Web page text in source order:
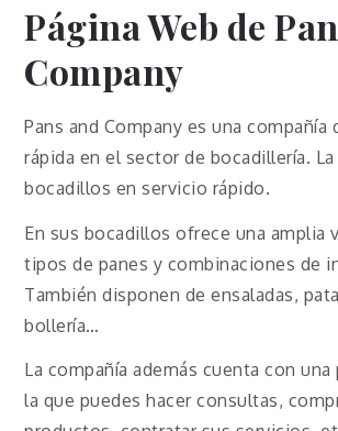
Página Web de
Company
Pans and Company es una compañía
rápida en el sector de bocadillería.
bocadillos en servicio rápido.
En sus bocadillos ofrece una amplia
tipos de panes y combinaciones de
También disponen de ensaladas,
bollería…
La compañía además cuenta con una
la que puedes hacer consultas,